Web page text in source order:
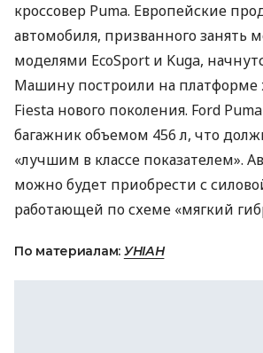
кроссовер Puma. Европейские
автомобиля, призванного занять
моделями EcoSport и Kuga,
Машину построили на платформе
Fiesta нового поколения. Ford
багажник объемом 456 л, что
«лучшим в классе показателем».
можно будет приобрести с
работающей по схеме «мягкий
По материалам: УНІАН